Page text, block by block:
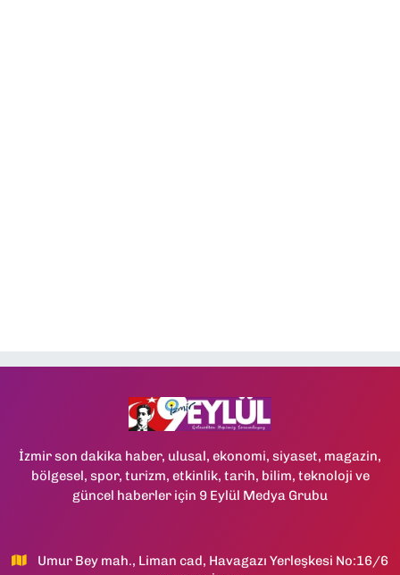
İzmir son dakika haber, ulusal, ekonomi, siyaset, magazin,
bölgesel, spor, turizm, etkinlik, tarih, bilim, teknoloji ve
güncel haberler için 9 Eylül Medya Grubu
Umur Bey mah., Liman cad, Havagazı Yerleşkesi No:16/6